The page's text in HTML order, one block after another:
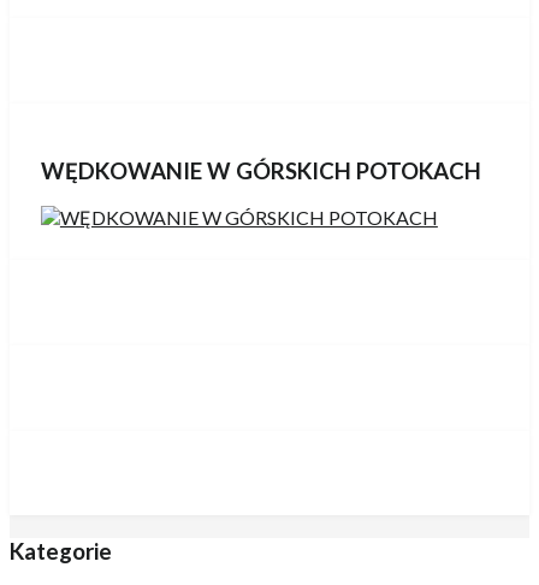
WĘDKOWANIE W GÓRSKICH POTOKACH
Kategorie